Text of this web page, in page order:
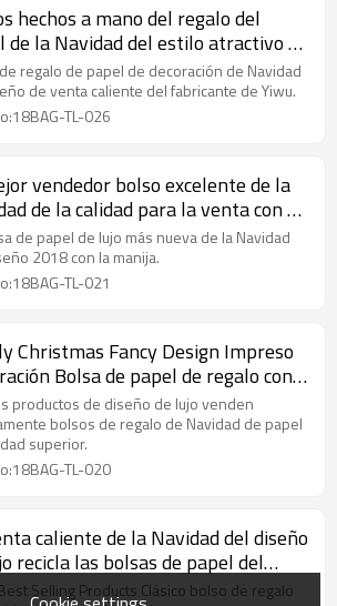
hechos a mano del regalo del
de la Navidad del estilo atractivo de
de la fábrica con 4 diseños
en embalaje de la llave
regalo de papel de decoración de Navidad
de venta caliente del fabricante de Yiwu.
TL-026
vendedor bolso excelente de la
de la calidad para la venta con 2
clasificados en embalaje de la
de papel de lujo más nueva de la Navidad
2018 con la manija.
TL-021
Christmas Fancy Design Impreso
Bolsa de papel de regalo con 3
surtidos en Tongle Packing
productos de diseño de lujo venden
bolsos de regalo de Navidad de papel
superior.
TL-020
caliente de la Navidad del diseño
recicla las bolsas de papel del
al por mayor con 4 diseños
Selling Products Clásico bolso de regalo